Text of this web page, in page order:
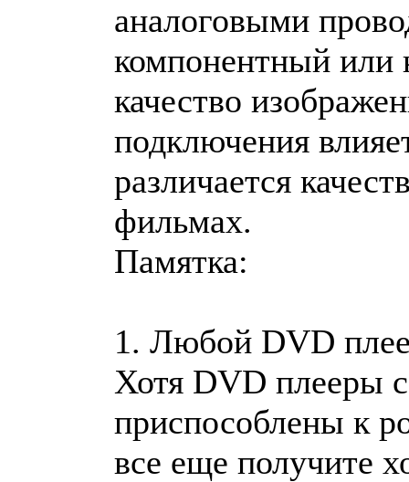
аналоговыми
компонентный или
качество
подключения
различается
фильмах.
Памятка:
1. Любой DVD
Хотя DVD плееры
приспособлены к
все еще получите